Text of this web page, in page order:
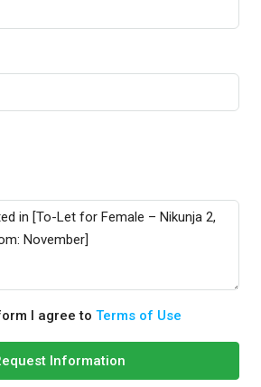
I agree to Terms of Use
Information